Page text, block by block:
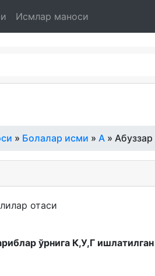
Исмлар маноси
» Болалар исми » А » Абуззар
отаси
ўрнига К,У,Г